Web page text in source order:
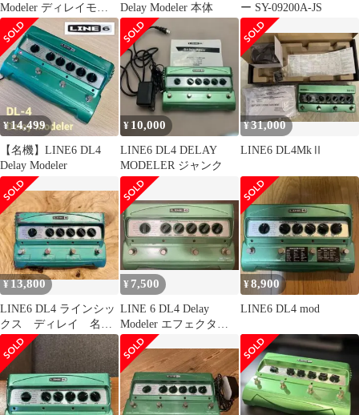
Modeler ディレイモデ
ラー ギター エフェクタ
ー 音響機材 中古
O11423335
Delay Modeler 本体
ー SY-09200A-JS
¥ 14,499
【名機】LINE6 DL4
Delay Modeler
¥ 10,000
LINE6 DL4 DELAY
MODELER ジャンク
¥31,000
LINE6 DL4MkⅡ
¥13,800
LINE6 DL4 ラインシッ
クス ディレイ 名
器 廃盤
¥ 7,500
LINE 6 DL4 Delay
Modeler エフェクタ
ー ジャンク
¥8,900
LINE6 DL4 mod